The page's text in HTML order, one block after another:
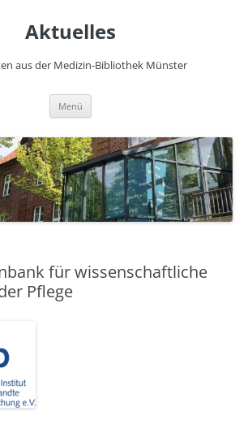
Aktuelles
aus der Medizin-Bibliothek Münster
Menü
für wissenschaftliche
Pflege